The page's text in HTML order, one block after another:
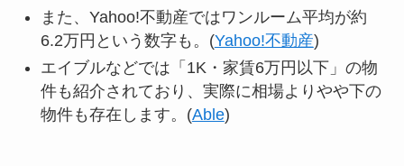
また、Yahoo!不動産ではワンルーム平均が約
6.2万円という数字も。(Yahoo!不動産)
エイブルなどでは「1K・家賃6万円以下」の物
件も紹介されており、実際に相場よりやや下の
物件も存在します。(Able)